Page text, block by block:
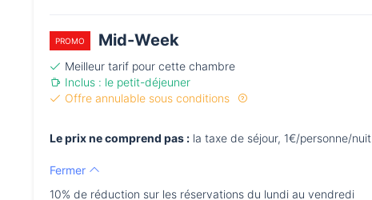
PROMO Mid-Week
Meilleur tarif pour cette chambre
Inclus : le petit-déjeuner
Offre annulable sous conditions
Le prix ne comprend pas : la taxe de séjour, 1€/personne/nuit
Fermer
10% de réduction sur les réservations du lundi au vendredi